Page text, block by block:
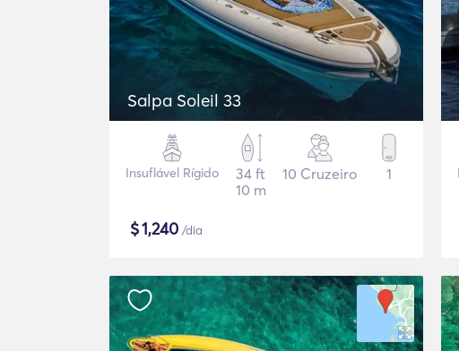
Salpa Soleil 33
Insuflável Rígido
34 ft
10 m
10 Cruzeiro 1
$1,240 /dia